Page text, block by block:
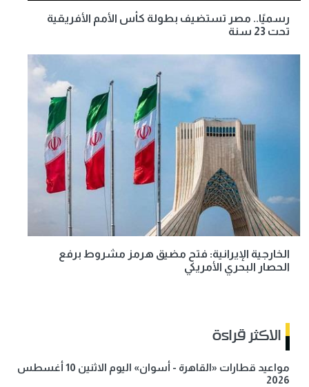
رسميًا.. مصر تستضيف بطولة كأس الأمم الأفريقية
تحت 23 سنة
الخارجية الإيرانية: فتح مضيق هرمز مشروط برفع
الحصار البحري الأمريكي
الاكثر قراءة
مواعيد قطارات «القاهرة - أسوان» اليوم الاثنين 10 أغسطس
2026